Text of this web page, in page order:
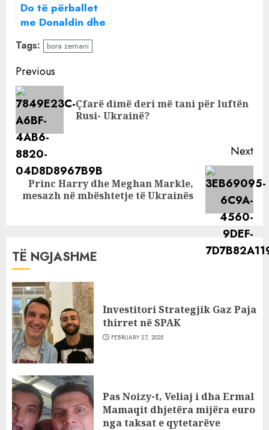
Do të përballet
me Donaldin dhe
Beatrix? Bora
Zemani merr
ftesë për finalen
e Big Brother Vip
Tags: bora zemani
Continue
Reading
Previous
Çfarë dimë deri më tani për luftën
Rusi- Ukrainë?
Next
Next
post:
Princ Harry dhe Meghan Markle,
mesazh në mbështetje të Ukrainës
TË NGJASHME
Investitori Strategjik Gaz Paja
thirret në SPAK
FEBRUARY 27, 2025
Pas Noizy-t, Veliaj i dha Ermal
Mamaqit dhjetëra mijëra euro
nga taksat e qytetarëve